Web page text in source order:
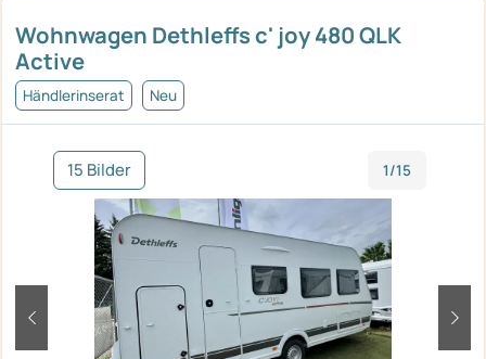
Wohnwagen Dethleffs c' joy 480 QLK
Active
Händlerinserat Neu
15 Bilder 1/15
zurück